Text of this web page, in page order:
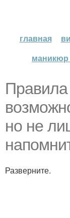
главная
маникюр
но не
Разверните.